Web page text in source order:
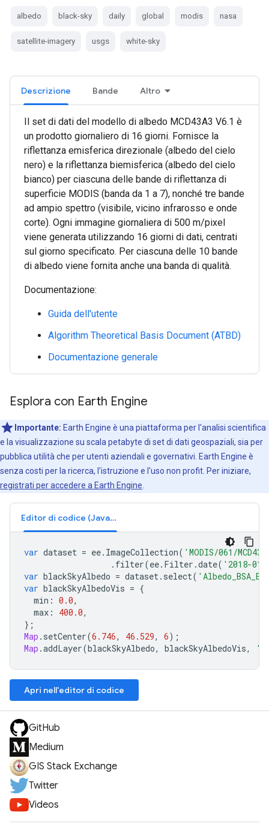
albedo black-sky daily global modis nasa
satellite-imagery usgs white-sky
Descrizione Bande Altro
Il set di dati del modello di albedo MCD43A3 V6.1 è
un prodotto giornaliero di 16 giorni. Fornisce la
riflettanza emisferica direzionale (albedo del cielo
nero) e la riflettanza biemisferica (albedo del cielo
bianco) per ciascuna delle bande di riflettanza di
superficie MODIS (banda da 1 a 7), nonché tre bande
ad ampio spettro (visibile, vicino infrarosso e onde
corte). Ogni immagine giornaliera di 500 m/pixel
viene generata utilizzando 16 giorni di dati, centrati
sul giorno specificato. Per ciascuna delle 10 bande
di albedo viene fornita anche una banda di qualità.
Documentazione:
Guida dell'utente
Algorithm Theoretical Basis Document (ATBD)
Documentazione generale
Esplora con Earth Engine
Importante: Earth Engine è una piattaforma per l'analisi scientifica
e la visualizzazione su scala petabyte di set di dati geospaziali, sia per
pubblica utilità che per utenti aziendali e governativi. Earth Engine è
senza costi per la ricerca, l'istruzione e l'uso non profit. Per iniziare,
registrati per accedere a Earth Engine
Editor di codice (JavaScript)
var dataset = ee. ImageCollection( 'MODIS/061/
. filter(ee. Filter .date( '2018-
var blackSkyAlbedo = dataset. select(
var blackSkyAlbedoVis = {
min : 0.0,
max : 400.0,
};
Map . setCenter(6.746, 46.529, 6);
Map .addLayer(blackSkyAlbedo, blackSkyAlbedoVis,
Apri nell'editor di codice
GitHub
Medium
GIS Stack Exchange
Twitter
Videos